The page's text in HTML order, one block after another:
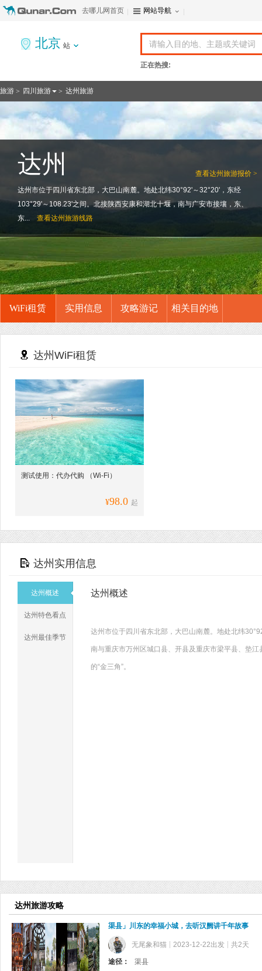
去哪儿网首页 网站导航
北京 站
正在热搜:
旅游 > 四川旅游 > 达州旅游
查看达州旅游报价 >
达州
达州市位于四川省东北部，大巴山南麓。地处北纬30°92'～32°20'，东经
103°29'～108.23'之间。北接陕西安康和湖北十堰，南与广安市接壤，东、
东...
查看达州旅游线路
WiFi租赁 实用信息 攻略游记 相关目的地
达州WiFi租赁
测试使用：代办代购 （Wi-Fi）
¥98.0 起
达州实用信息
达州概述
达州特色看点
达州最佳季节
达州概述
达州市位于四川省东北部，大巴山南麓。地处北纬
南与重庆市万州区城口县、开县及重庆市梁平县、垫
的“金三角”。
达州旅游攻略
渠县」川东的幸福小城，去听汉阙讲千年故事
无尾象和猫 2023-12-22出发 共2天
途径：
渠县